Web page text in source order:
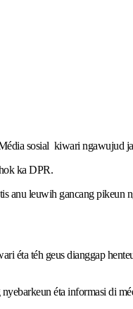
sosial kiwari
ka DPR.
leuwih gancang pikeun
éta téh geus dianggap
éta informasi di